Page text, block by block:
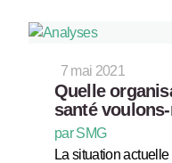
7 mai 2021
Quelle
santé
par SMG
La situation